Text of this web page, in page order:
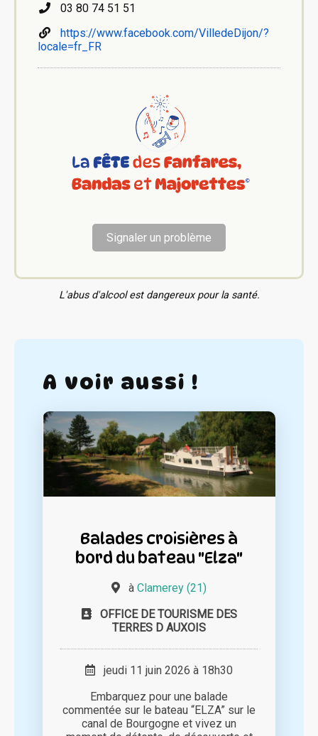
03 80 74 51 51
https://www.facebook.com/VilledeDijon/?
locale=fr_FR
Signaler un problème
L'abus d'alcool est dangereux pour la santé.
A voir aussi !
Balades croisières à
bord du bateau "Elza"
à Clamerey (21)
OFFICE DE TOURISME DES
TERRES D AUXOIS
jeudi 11 juin 2026 à 18h30
Embarquez pour une balade
commentée sur le bateau “ELZA” sur le
canal de Bourgogne et vivez un